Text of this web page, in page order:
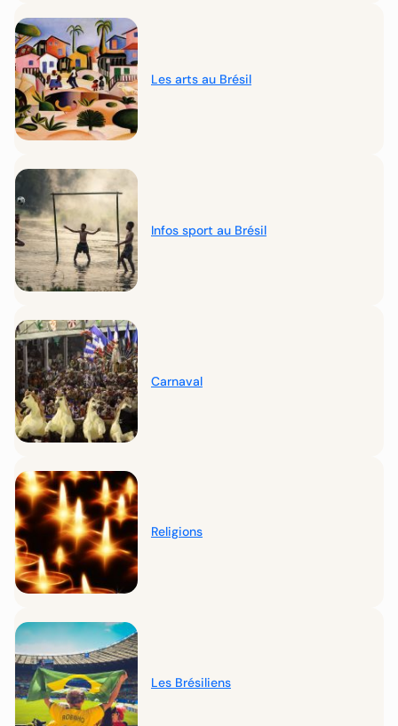
Les arts au Brésil
Infos sport au Brésil
Carnaval
Religions
Les Brésiliens